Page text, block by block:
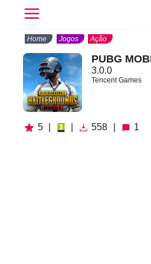
Home Jogos Ação
PUBG
3.0.0
Tencent Games
5 558 1